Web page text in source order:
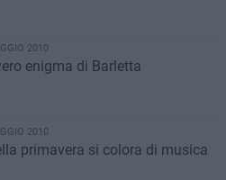
2010
enigma di Barletta
2010
primavera si colora di musica